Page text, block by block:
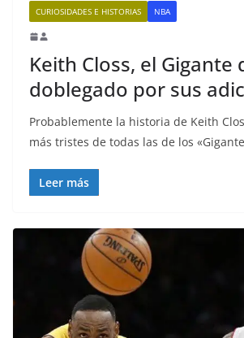
CURIOSIDADES E HISTORIAS NBA
Keith Closs, el Gigante
doblegado por sus
Probablemente la historia de Keith
más tristes de todas las de los
Leer más